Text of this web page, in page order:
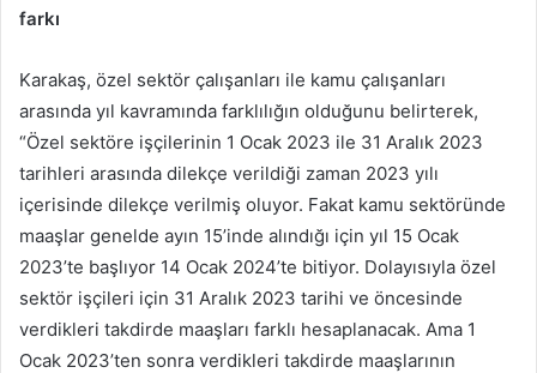
farkı
Karakaş, özel sektör çalışanları ile kamu çalışanları
arasında yıl kavramında farklılığın olduğunu belirterek,
“Özel sektöre işçilerinin 1 Ocak 2023 ile 31 Aralık 2023
tarihleri arasında dilekçe verildiği zaman 2023 yılı
içerisinde dilekçe verilmiş oluyor. Fakat kamu sektöründe
maaşlar genelde ayın 15’inde alındığı için yıl 15 Ocak
2023’te başlıyor 14 Ocak 2024’te bitiyor. Dolayısıyla özel
sektör işçileri için 31 Aralık 2023 tarihi ve öncesinde
verdikleri takdirde maaşları farklı hesaplanacak. Ama 1
Ocak 2023’ten sonra verdikleri takdirde maaşlarının